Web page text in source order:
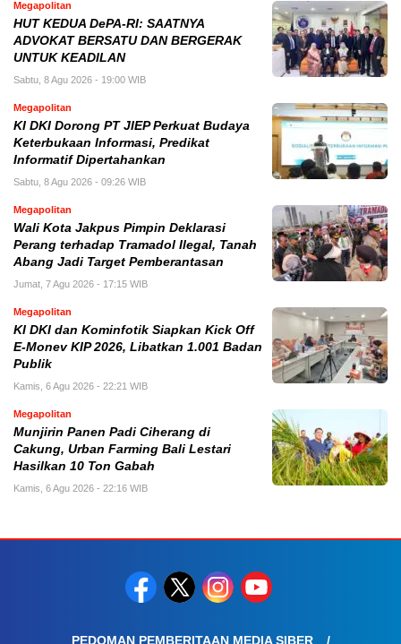
Megapolitan
HUT KEDUA DePA-RI: SAATNYA
ADVOKAT BERSATU DAN BERGERAK
UNTUK KEADILAN
Sabtu, 8 Agu 2026 - 19:00 WIB
Megapolitan
KI DKI Dorong PT JIEP Perkuat Budaya
Keterbukaan Informasi, Predikat
Informatif Dipertahankan
Sabtu, 8 Agu 2026 - 09:26 WIB
Megapolitan
Wali Kota Jakpus Pimpin Deklarasi
Perang terhadap Tramadol Ilegal, Tanah
Abang Jadi Target Pemberantasan
Jumat, 7 Agu 2026 - 17:15 WIB
Megapolitan
KI DKI dan Kominfotik Siapkan Kick Off
E-Monev KIP 2026, Libatkan 1.001 Badan
Publik
Kamis, 6 Agu 2026 - 22:21 WIB
Megapolitan
Munjirin Panen Padi Ciherang di
Cakung, Urban Farming Bali Lestari
Hasilkan 10 Ton Gabah
Kamis, 6 Agu 2026 - 22:16 WIB
PEDOMAN PEMBERITAAN MEDIA SIBER